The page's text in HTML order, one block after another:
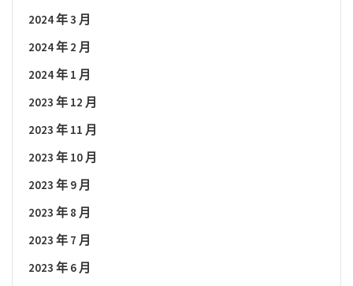
2024 年 3 月
2024 年 2 月
2024 年 1 月
2023 年 12 月
2023 年 11 月
2023 年 10 月
2023 年 9 月
2023 年 8 月
2023 年 7 月
2023 年 6 月